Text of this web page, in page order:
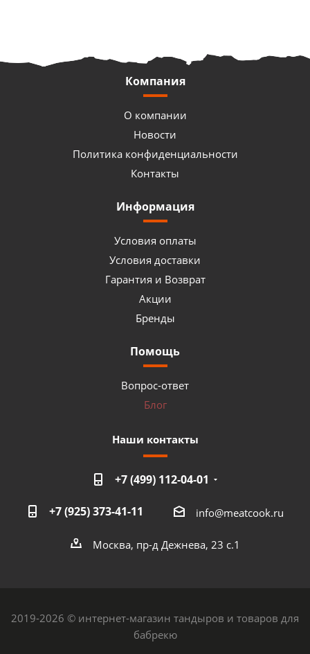
Компания
О компании
Новости
Политика конфиденциальности
Контакты
Информация
Условия оплаты
Условия доставки
Гарантия и Возврат
Акции
Бренды
Помощь
Вопрос-ответ
Блог
Наши контакты
+7 (499) 112-04-01
+7 (925) 373-41-11 info@meatcook.ru
Москва, пр-д Дежнева, 23 с.1
2019-2026 © интернет-магазин тандыров и товаров для
бабрекю